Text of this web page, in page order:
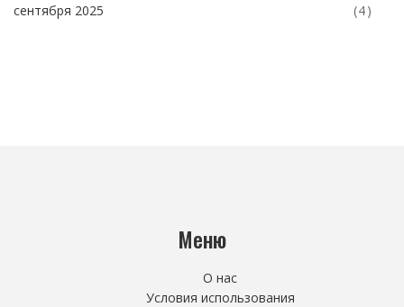
сентября 2025 (4)
Меню
О нас
Условия использования